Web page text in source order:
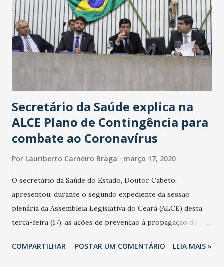
Secretário da Saúde explica na
ALCE Plano de Contingência para
combate ao Coronavírus
Por Lauriberto Carneiro Braga março 17, 2020
O secretário da Saúde do Estado, Doutor Cabeto,
apresentou, durante o segundo expediente da sessão
plenária da Assembleia Legislativa do Ceará (ALCE) desta
terça-feira (17), as ações de prevenção à propagação do
adotadas pelo Governo do Estado na contenção da
COMPARTILHAR POSTAR UM COMENTÁRIO LEIA MAIS »